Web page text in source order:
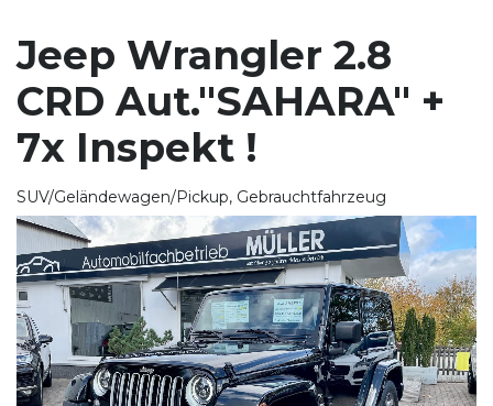
Jeep Wrangler 2.8
CRD Aut."SAHARA" +
7x Inspekt !
SUV/Geländewagen/Pickup, Gebrauchtfahrzeug